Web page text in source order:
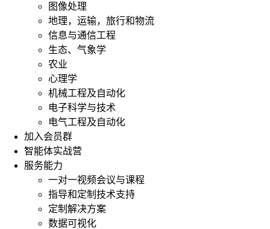
图像处理
地理，运输，旅行和物流
信息与通信工程
生态、气象学
农业
心理学
机械工程及自动化
电子科学与技术
电气工程及自动化
加入会员群
智能体实战营
服务能力
一对一视频会议与课程
指导和定制技术支持
定制解决方案
数据可视化